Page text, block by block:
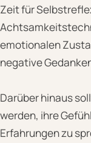
Zeit für
emotionalen
negative
Darüber hinaus
werden, ihre
Erfahrungen zu